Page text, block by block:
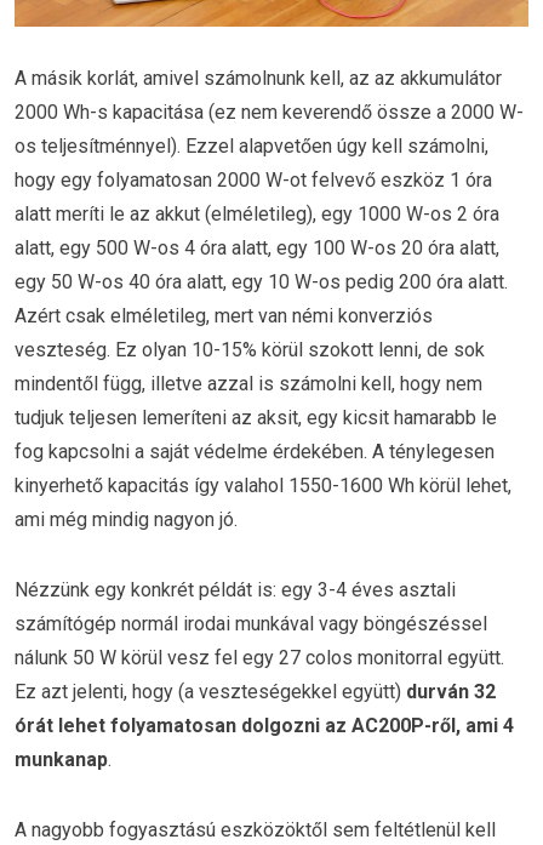
A másik korlát, amivel számolnunk kell, az az akkumulátor
2000 Wh-s kapacitása (ez nem keverendő össze a 2000 W-
os teljesítménnyel). Ezzel alapvetően úgy kell számolni,
hogy egy folyamatosan 2000 W-ot felvevő eszköz 1 óra
alatt meríti le az akkut (elméletileg), egy 1000 W-os 2 óra
alatt, egy 500 W-os 4 óra alatt, egy 100 W-os 20 óra alatt,
egy 50 W-os 40 óra alatt, egy 10 W-os pedig 200 óra alatt.
Azért csak elméletileg, mert van némi konverziós
veszteség. Ez olyan 10-15% körül szokott lenni, de sok
mindentől függ, illetve azzal is számolni kell, hogy nem
tudjuk teljesen lemeríteni az aksit, egy kicsit hamarabb le
fog kapcsolni a saját védelme érdekében. A ténylegesen
kinyerhető kapacitás így valahol 1550-1600 Wh körül lehet,
ami még mindig nagyon jó.
Nézzünk egy konkrét példát is: egy 3-4 éves asztali
számítógép normál irodai munkával vagy böngészéssel
nálunk 50 W körül vesz fel egy 27 colos monitorral együtt.
Ez azt jelenti, hogy (a veszteségekkel együtt) durván 32
órát lehet folyamatosan dolgozni az AC200P-ről, ami 4
munkanap.
A nagyobb fogyasztású eszközöktől sem feltétlenül kell